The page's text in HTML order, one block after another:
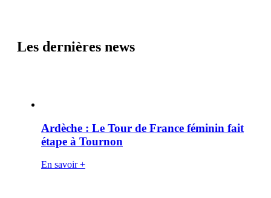
Les dernières news
Ardèche : Le Tour de France féminin fait
étape à Tournon
En savoir +